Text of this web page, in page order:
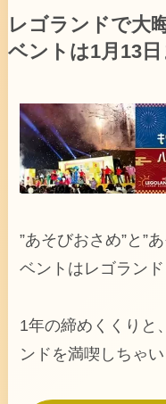
レゴランドで大
ベントは1月13
”あそびおさめ”と”
ベントはレゴランド
1年の締めくくりと
ンドを満喫しちゃ